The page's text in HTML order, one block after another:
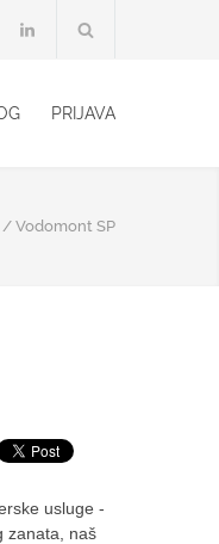
PRIJAVA
/ Vodomont SP
usluge -
zanata, naš